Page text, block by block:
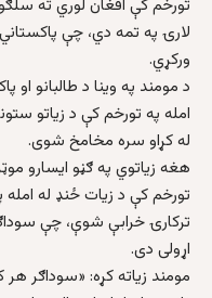
تورخم کې افغان لوري ته
لارۍ په تمه دي، چې
ورکړي.
د مومند په وینا د طالبانو او
امله په تورخم کې د زیاتو
له کړاو سره مخامخ شوی.
هغه زیاتوي په ګڼو ایسارو
تورخم کې د زیات ځنډ له امله
ترکارۍ خرابې شوې، چې
اړولی دی.
مومند زیاته کړه: «سوداګر